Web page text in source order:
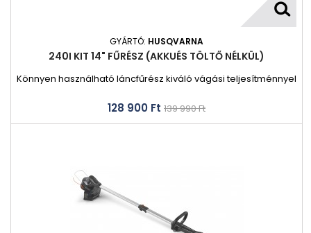
GYÁRTÓ: HUSQVARNA
240I KIT 14" FŰRÉSZ (AKKUÉS TÖLTŐ NÉLKÜL)
Könnyen használható láncfűrész kiváló vágási teljesítménnyel
128 900 Ft‎ 139 990 Ft‎